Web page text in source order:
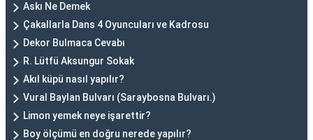
Askı Ne Demek
Çakallarla Dans 4 Oyuncuları ve Kadrosu
Dekor Bulmaca Cevabı
R. Lütfü Aksungur Sokak
Akıl küpü nasıl yapılır?
Vural Baylan Bulvarı (Saraybosna Bulvarı.)
Limon yemek neye işarettir?
Boy ölçümü en doğru nerede yapılır?